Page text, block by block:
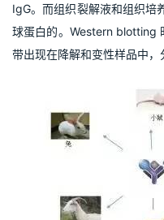
IgG。而组织裂解液和组织培
球蛋白的。Western blotting
带出现在降解和变性样品中，